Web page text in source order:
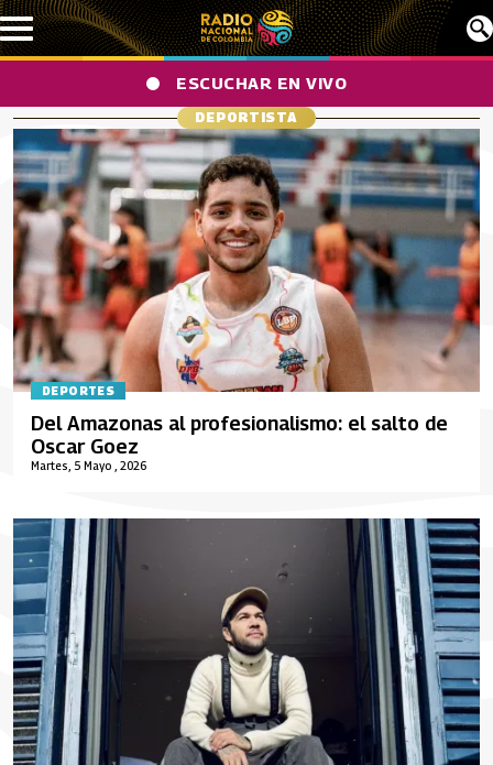
Pasar al contenido principal
ESCUCHAR EN VIVO
DEPORTISTA
DEPORTES
Martes, 5 Mayo , 2026
Del Amazonas al profesionalismo: el salto de
Oscar Goez